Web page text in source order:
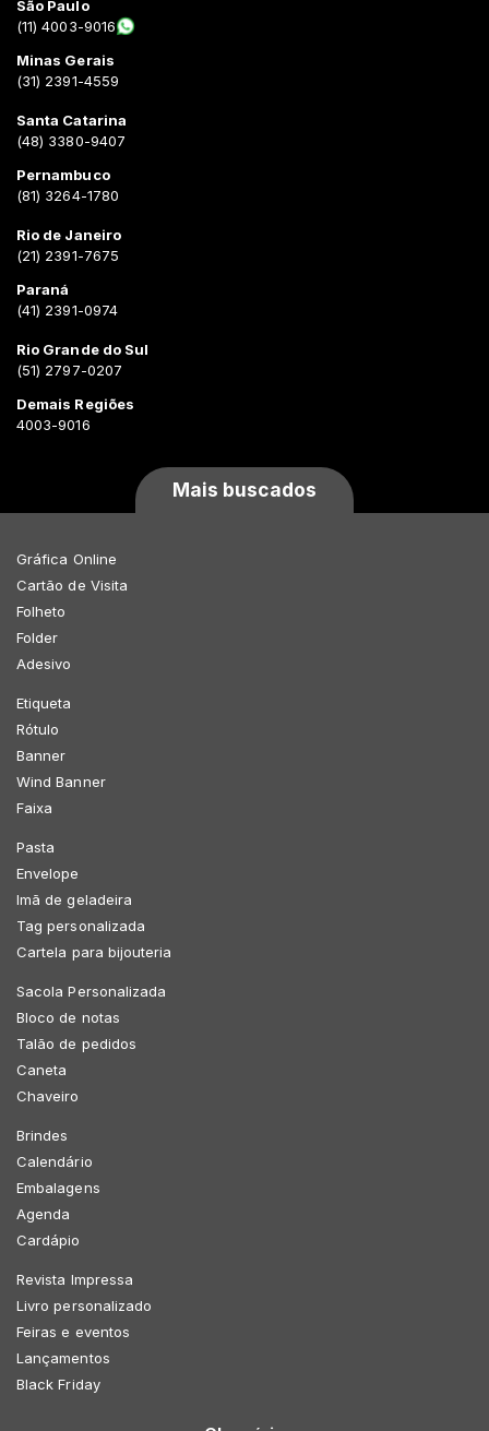
São Paulo
(11) 4003-9016
Minas Gerais
(31) 2391-4559
Santa Catarina
(48) 3380-9407
Pernambuco
(81) 3264-1780
Rio de Janeiro
(21) 2391-7675
Paraná
(41) 2391-0974
Rio Grande do Sul
(51) 2797-0207
Demais Regiões
4003-9016
Mais buscados
Gráfica Online
Cartão de Visita
Folheto
Folder
Adesivo
Etiqueta
Rótulo
Banner
Wind Banner
Faixa
Pasta
Envelope
Imã de geladeira
Tag personalizada
Cartela para bijouteria
Sacola Personalizada
Bloco de notas
Talão de pedidos
Caneta
Chaveiro
Brindes
Calendário
Embalagens
Agenda
Cardápio
Revista Impressa
Livro personalizado
Feiras e eventos
Lançamentos
Black Friday